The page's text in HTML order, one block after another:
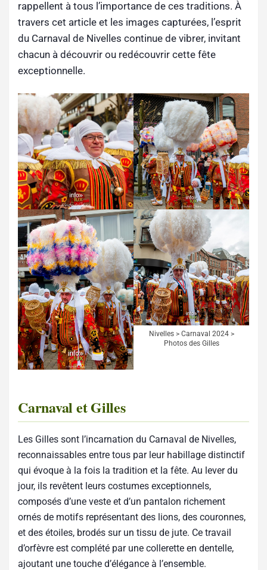
rappellent à tous l’importance de ces traditions. À
travers cet article et les images capturées, l’esprit
du Carnaval de Nivelles continue de vibrer, invitant
chacun à découvrir ou redécouvrir cette fête
exceptionnelle.
Nivelles > Carnaval 2024 >
Photos des Gilles
Carnaval et Gilles
Les Gilles sont l’incarnation du Carnaval de Nivelles,
reconnaissables entre tous par leur habillage distinctif
qui évoque à la fois la tradition et la fête. Au lever du
jour, ils revêtent leurs costumes exceptionnels,
composés d’une veste et d’un pantalon richement
ornés de motifs représentant des lions, des couronnes,
et des étoiles, brodés sur un tissu de jute. Ce travail
d’orfèvre est complété par une collerette en dentelle,
ajoutant une touche d’élégance à l’ensemble.